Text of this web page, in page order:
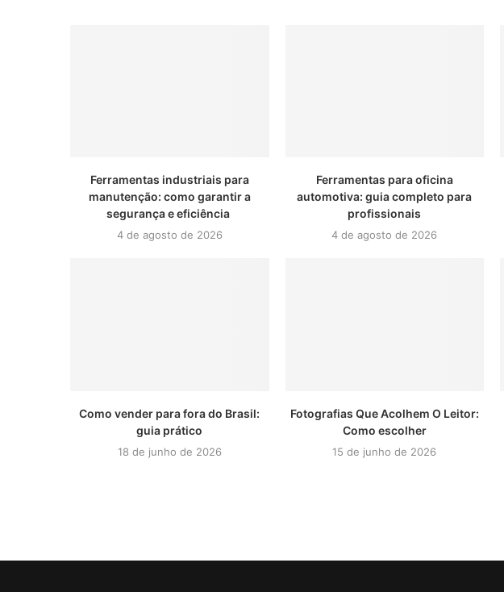
Ferramentas industriais para
manutenção: como garantir a
segurança e eficiência
4 de agosto de 2026
Ferramentas para oficina
automotiva: guia completo para
profissionais
4 de agosto de 2026
Como vender para fora do Brasil:
guia prático
18 de junho de 2026
Fotografias Que Acolhem O Leitor:
Como escolher
15 de junho de 2026